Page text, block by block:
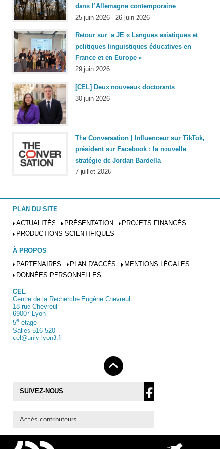
dans l’Allemagne contemporaine
25 juin 2026 - 26 juin 2026
Retour sur la JE « Langues asiatiques et
politiques linguistiques éducatives en
France et en Europe »
29 juin 2026
[CEL] Deux nouveaux doctorants
30 juin 2026
The Conversation | Influenceur sur TikTok,
président sur Facebook : la nouvelle
stratégie de Jordan Bardella
7 juillet 2026
PLAN DU SITE
ACTUALITÉS
PRÉSENTATION
PROJETS FINANCÉS
PRODUCTIONS SCIENTIFIQUES
À PROPOS
PARTENAIRES
PLAN D'ACCÈS
MENTIONS LÉGALES
DONNÉES PERSONNELLES
CEL
Centre de la Recherche Eugène Chevreul
18 rue Chevreul
69007 Lyon
5e étage
Salles 516-520
cel@univ-lyon3.fr
SUIVEZ-NOUS
Accès contributeurs